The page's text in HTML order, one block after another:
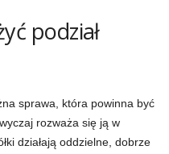
podział
sprawa, która powinna być
rozważa się ją w
działają oddzielne, dobrze